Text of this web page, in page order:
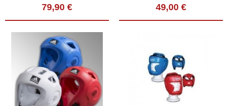
79,90 € 49,00 €